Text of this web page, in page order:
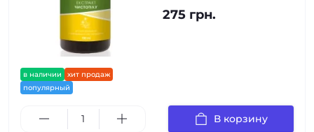
в наличии
хит продаж
популярный
275 грн.
В корзину